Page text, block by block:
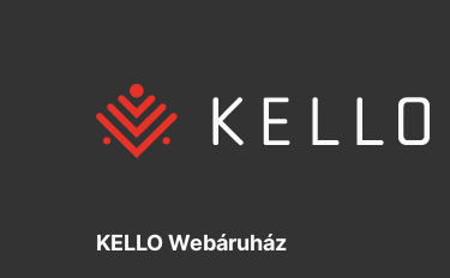
KELLO Webáruház